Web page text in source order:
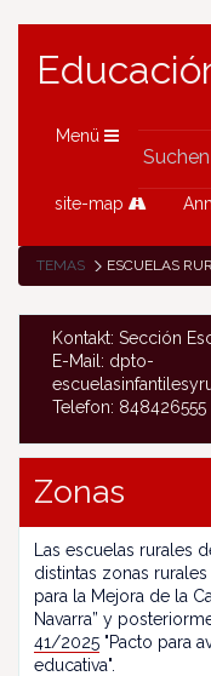
Menü
site-map
TEMAS ESCUELAS
Kontakt: Sección
E-Mail: dpto-
Telefon:
Zonas
Las escuelas rurales
distintas zonas
para la Mejora de la
Navarra” y
41/2025 "Pacto para
educativa".